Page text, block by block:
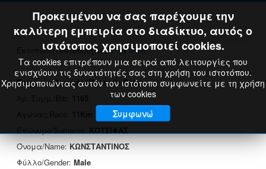
Εκτύπωση Πιστοποιητικού: Print
Στοιχεία Δρομέα/Runner's Data
Όνομα/Name:ΚΩΝΣΤΑΝΤΙΝΟΣ
Φύλλο/Gender: Male
Προκειμένου να σας παρέχουμε την
καλύτερη εμπειρία στο διαδίκτυο, αυτός ο
ιστότοπος χρησιμοποιεί cookies.
Τα cookies επιτρέπουν μια σειρά από λειτουργίες που
ενισχύουν τις δυνατότητές σας στη χρήση του ιστοτόπου.
Χρησιμοποιώντας αυτόν τον ιστότοπο συμφωνείτε με τη χρήση
των cookies
Συμφωνώ